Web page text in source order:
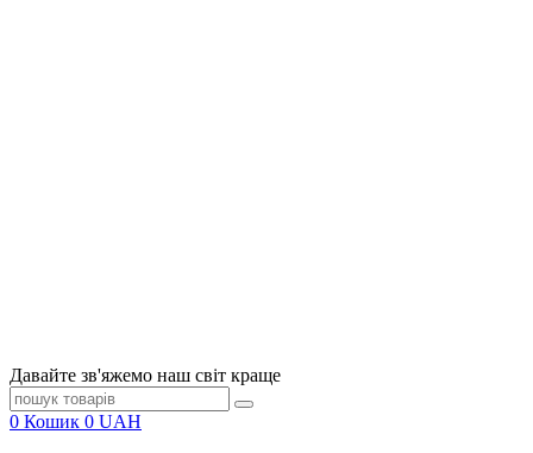
Давайте зв'яжемо наш світ краще
0 Кошик 0 UAH